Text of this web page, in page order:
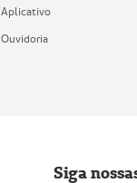
Aplicativo
Ouvidoria
Siga